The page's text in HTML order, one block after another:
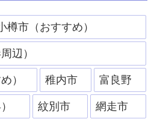
樽市（おすすめ）
辺）
） 稚内市 富良野
紋別市 網走市